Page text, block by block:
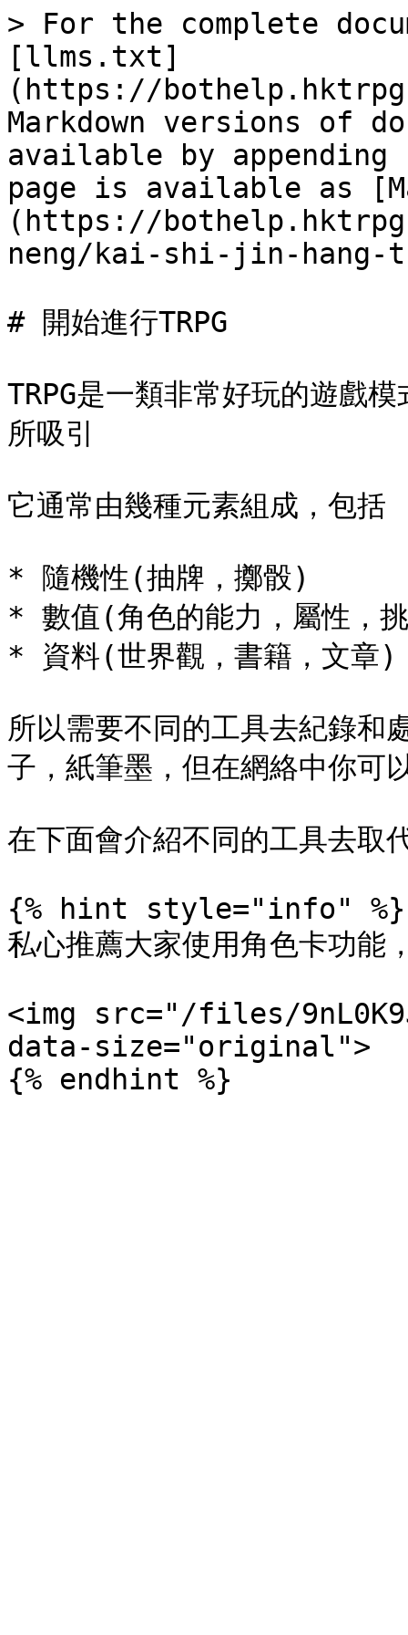
> For the complete
[llms.txt]
(https://
Markdown versions of
available by
page is available as
(https://
neng/kai-shi-jin-hang-
# 開始進行TRPG
TRPG是一類非常好玩的遊戲
所吸引
它通常由幾種元素組成，包括
* 隨機性(抽牌，擲骰)
* 數值(角色的能力，屬性，
* 資料(世界觀，書籍，文章)
所以需要不同的工具去紀錄和
子，紙筆墨，但在網絡中你可
在下面會介紹不同的工具去取
{% hint style="info" %}
私心推薦大家使用角色卡功
<img src="/files/
data-size="original">